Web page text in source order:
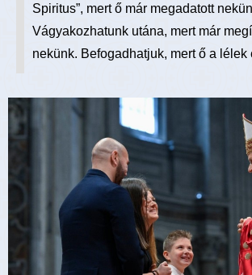
Spiritus”, mert ő már megadatott
Vágyakozhatunk utána, mert már
nekünk. Befogadhatjuk, mert ő a lélek